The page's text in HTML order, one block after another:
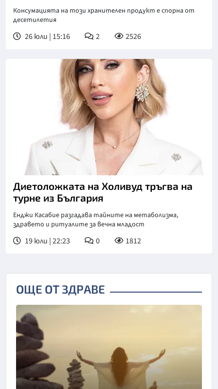
Консумацията на този хранителен продукт е спорна от
десетилетия
26 юли | 15:16 2 2526
Диетоложката на Холивуд тръгва на
турне из България
Енджи Касабие разгадава тайните на метаболизма,
здравето и ритуалите за вечна младост
19 юли | 22:23 0 1812
ОЩЕ ОТ ЗДРАВЕ